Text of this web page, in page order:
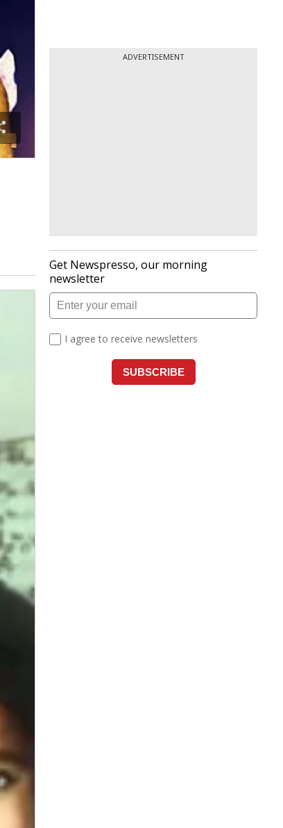
ADVERTISEMENT